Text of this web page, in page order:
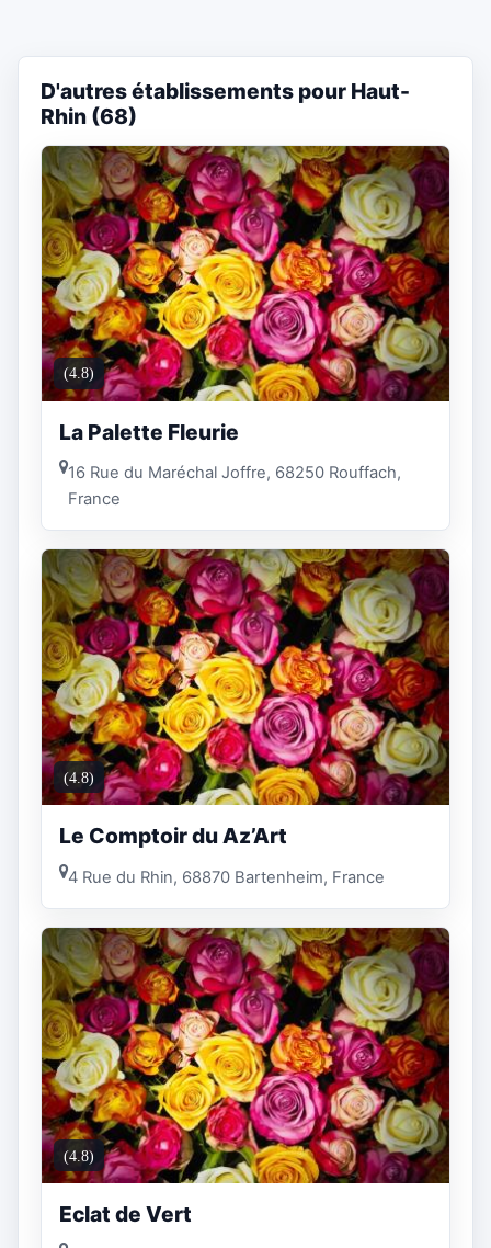
D'autres établissements pour Haut-
Rhin (68)
(4.8)
La Palette Fleurie
16 Rue du Maréchal Joffre, 68250 Rouffach,
France
(4.8)
Le Comptoir du Az’Art
4 Rue du Rhin, 68870 Bartenheim, France
(4.8)
Eclat de Vert